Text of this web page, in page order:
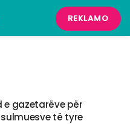
REKLAMO
e gazetarëve për
të tyre